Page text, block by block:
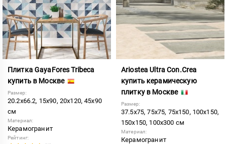
Плитка GayaFores Tribeca
купить в Москве
Размер:
20.2x66.2, 15x90, 20x120, 45x90
см
Материал:
Керамогранит
Рейтинг:
Ariostea Ultra Con.Crea
купить керамическую
плитку в Москве
Размер:
37.5x75, 75x75, 75x150, 100x150,
150x150, 100x300 см
Материал:
Керамогранит